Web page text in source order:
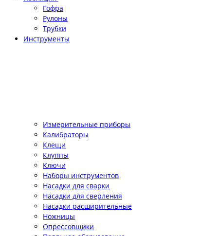
Гофра
Рулоны
Трубки
Инструменты
Измерительные приборы
Калибраторы
Клещи
Клуппы
Ключи
Наборы инструментов
Насадки для сварки
Насадки для сверления
Насадки расширительные
Ножницы
Опрессовщики